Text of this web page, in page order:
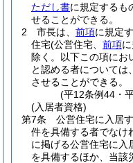
ただし書に規定するも
せることができる。
2
市長は、 前項に規定
住宅(公営住宅、 前項
除く。以下この項にお
と認める者については
させることができる。
(平12条例44・
(入居者資格)
第7条
公営住宅に入居
件を具備する者でなけ
に掲げる公営住宅に入
を具備するほか、当該